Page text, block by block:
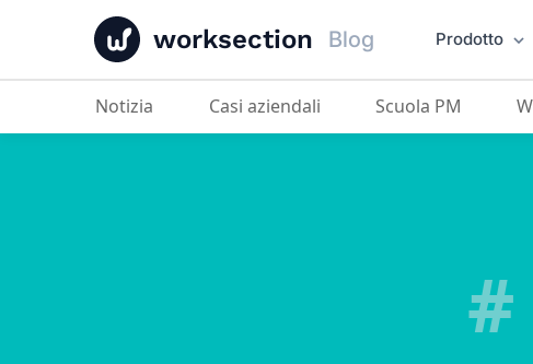
worksection Blog Prodotto
Notizia Casi aziendali Scuola PM
#